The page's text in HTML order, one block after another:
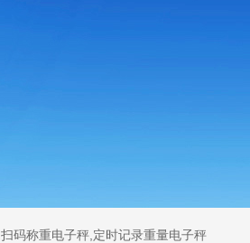
码称重电子秤,定时记录重量电子秤